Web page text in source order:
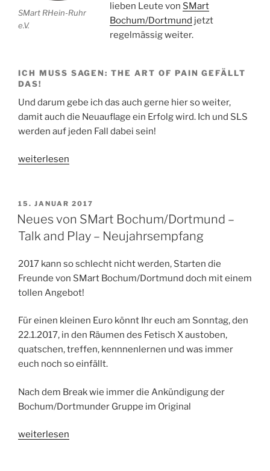
SMart RHein-Ruhr
e.V.
lieben Leute von SMart
Bochum/Dortmund jetzt
regelmässig weiter.
ICH MUSS SAGEN: THE ART OF PAIN GEFÄLLT
DAS!
Und darum gebe ich das auch gerne hier so weiter,
damit auch die Neuauflage ein Erfolg wird. Ich und SLS
werden auf jeden Fall dabei sein!
„SMart
Talk
and
Play
BDSM-
Playparty“
weiterlesen
VERÖFFENTLICHT
AM
15. JANUAR 2017
Neues von SMart Bochum/Dortmund –
Talk and Play – Neujahrsempfang
2017 kann so schlecht nicht werden, Starten die
Freunde von SMart Bochum/Dortmund doch mit einem
tollen Angebot!
Für einen kleinen Euro könnt Ihr euch am Sonntag, den
22.1.2017, in den Räumen des Fetisch X austoben,
quatschen, treffen, kennnenlernen und was immer
euch noch so einfällt.
Nach dem Break wie immer die Ankündigung der
Bochum/Dortmunder Gruppe im Original
„Neues
weiterlesen